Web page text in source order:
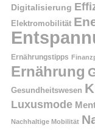
Digitalisierung
Elektromobilität
Ernährungstipps
Ernährung
Gesundheitswesen
Luxusmode
Nachhaltige Mobilität